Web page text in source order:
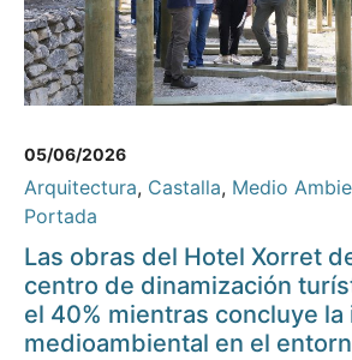
05/06/2026
Arquitectura, Castalla, Medio
Portada
Las obras del Hotel Xorret
centro de dinamización
el 40% mientras concluye
medioambiental en el